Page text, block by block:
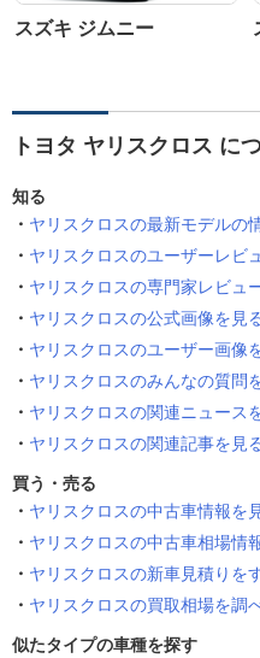
スズキ ジムニー
トヨタ ヤリスクロス に
知る
ヤリスクロスの最新モデルの
ヤリスクロスのユーザーレビ
ヤリスクロスの専門家レビュ
ヤリスクロスの公式画像を見
ヤリスクロスのユーザー画像
ヤリスクロスのみんなの質問
ヤリスクロスの関連ニュース
ヤリスクロスの関連記事を見
買う・売る
ヤリスクロスの中古車情報を
ヤリスクロスの中古車相場情
ヤリスクロスの新車見積りを
ヤリスクロスの買取相場を調
似たタイプの車種を探す